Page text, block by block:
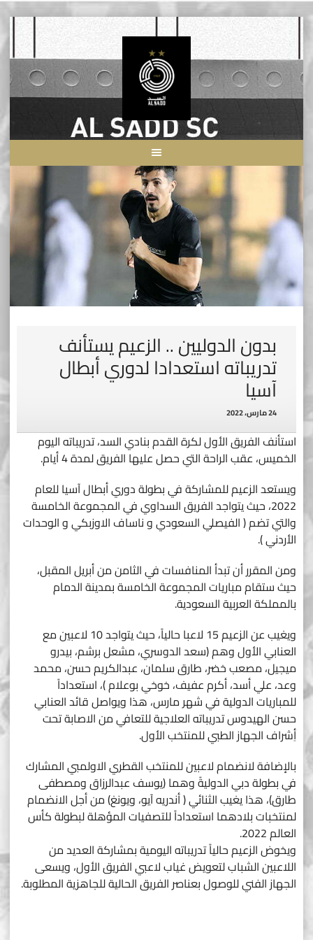
content
بدون الدوليين .. الزعيم يستأنف
تدريباته استعدادا لدوري أبطال
آسيا
24 مارس، 2022
استأنف الفريق الأول لكرة القدم بنادي السد، تدريباته اليوم
الخميس، عقب الراحة التي حصل عليها الفريق لمدة 4 أيام.
ويستعد الزعيم للمشاركة في بطولة دوري أبطال آسيا للعام
2022، حيث يتواجد الفريق السداوي في المجموعة الخامسة
والتي تضم ( الفيصلي السعودي و ناساف الاوزبكي و الوحدات
الأردني ).
ومن المقرر أن تبدأ المنافسات في الثامن من أبريل المقبل،
حيث ستقام مباريات المجموعة الخامسة بمدينة الدمام
بالمملكة العربية السعودية.
ويغيب عن الزعيم 15 لاعبا حالياً، حيث يتواجد 10 لاعبين مع
العنابي الأول وهم (سعد الدوسري، مشعل برشم، بيدرو
ميجيل، مصعب خضر، طارق سلمان، عبدالكريم حسن، محمد
وعد، علي أسد، أكرم عفيف، خوخي بوعلام )، استعداداً
للمباريات الدولية في شهر مارس، هذا ويواصل قائد العنابي
حسن الهيدوس تدريباته العلاجية للتعافي من الاصابة تحت
أِشراف الجهاز الطبي للمنتخب الأول.
بالإضافة لانضمام لاعبين للمنتخب القطري الاولمبي المشارك
في بطولة دبي الدوليةً وهما (يوسف عبدالرزاق ومصطفى
طارق)، هذا يغيب الثنائي ( أندريه آيو، ويونغ) من أجل الانضمام
لمنتخبات بلادهما استعداداً للتصفيات المؤهلة لبطولة كأس
العالم 2022.
ويخوض الزعيم حالياً تدريباته اليومية بمشاركة العديد من
اللاعبين الشباب لتعويض غياب لاعبي الفريق الأول، ويسعى
الجهاز الفني للوصول بعناصر الفريق الحالية للجاهزية المطلوبة.